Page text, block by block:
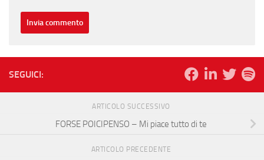
SEGUICI:
ARTICOLO SUCCESSIVO
FORSE POICIPENSO – Mi piace tutto di te
ARTICOLO PRECEDENTE